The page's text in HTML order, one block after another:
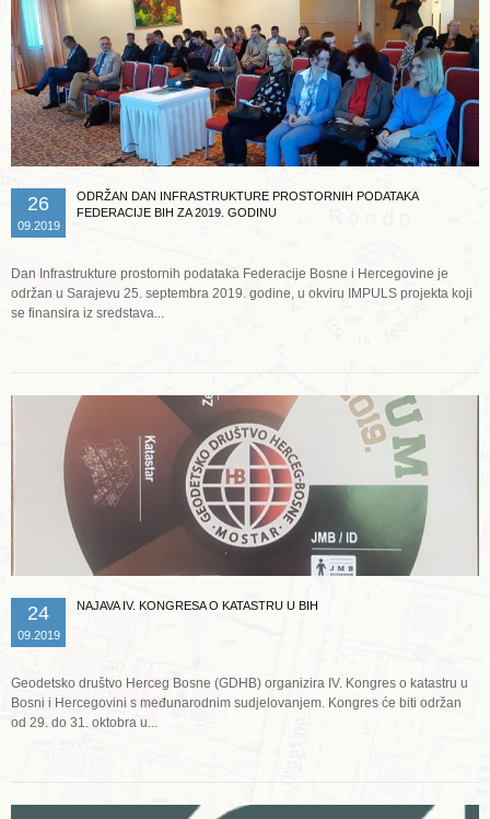
26
09.2019
ODRŽAN DAN INFRASTRUKTURE PROSTORNIH PODATAKA
FEDERACIJE BIH ZA 2019. GODINU
Dan Infrastrukture prostornih podataka Federacije Bosne i Hercegovine je
održan u Sarajevu 25. septembra 2019. godine, u okviru IMPULS projekta koji
se finansira iz sredstava...
24
09.2019
NAJAVA IV. KONGRESA O KATASTRU U BIH
Geodetsko društvo Herceg Bosne (GDHB) organizira IV. Kongres o katastru u
Bosni i Hercegovini s međunarodnim sudjelovanjem. Kongres će biti održan
od 29. do 31. oktobra u...